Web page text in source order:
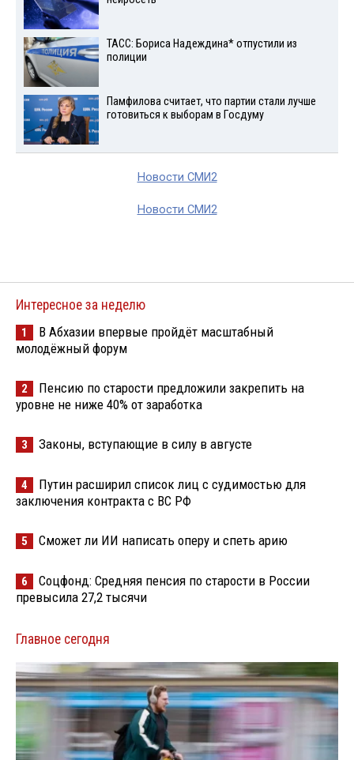
ТАСС: Бориса Надеждина* отпустили из
полиции
Памфилова считает, что партии стали лучше
готовиться к выборам в Госдуму
Новости СМИ2
Новости СМИ2
Интересное за неделю
1
В Абхазии впервые пройдёт масштабный
молодёжный форум
2
Пенсию по старости предложили закрепить на
уровне не ниже 40% от заработка
3 Законы, вступающие в силу в августе
4
Путин расширил список лиц с судимостью для
заключения контракта с ВС РФ
5 Сможет ли ИИ написать оперу и спеть арию
6
Соцфонд: Средняя пенсия по старости в России
превысила 27,2 тысячи
Главное сегодня